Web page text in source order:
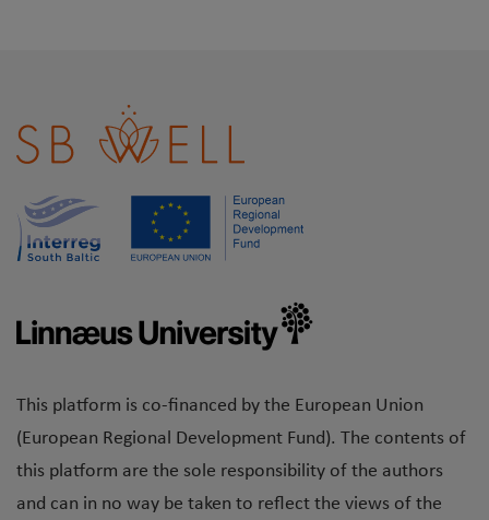
This platform is co-financed by the European Union
(European Regional Development Fund). The contents of
this platform are the sole responsibility of the authors
and can in no way be taken to reflect the views of the